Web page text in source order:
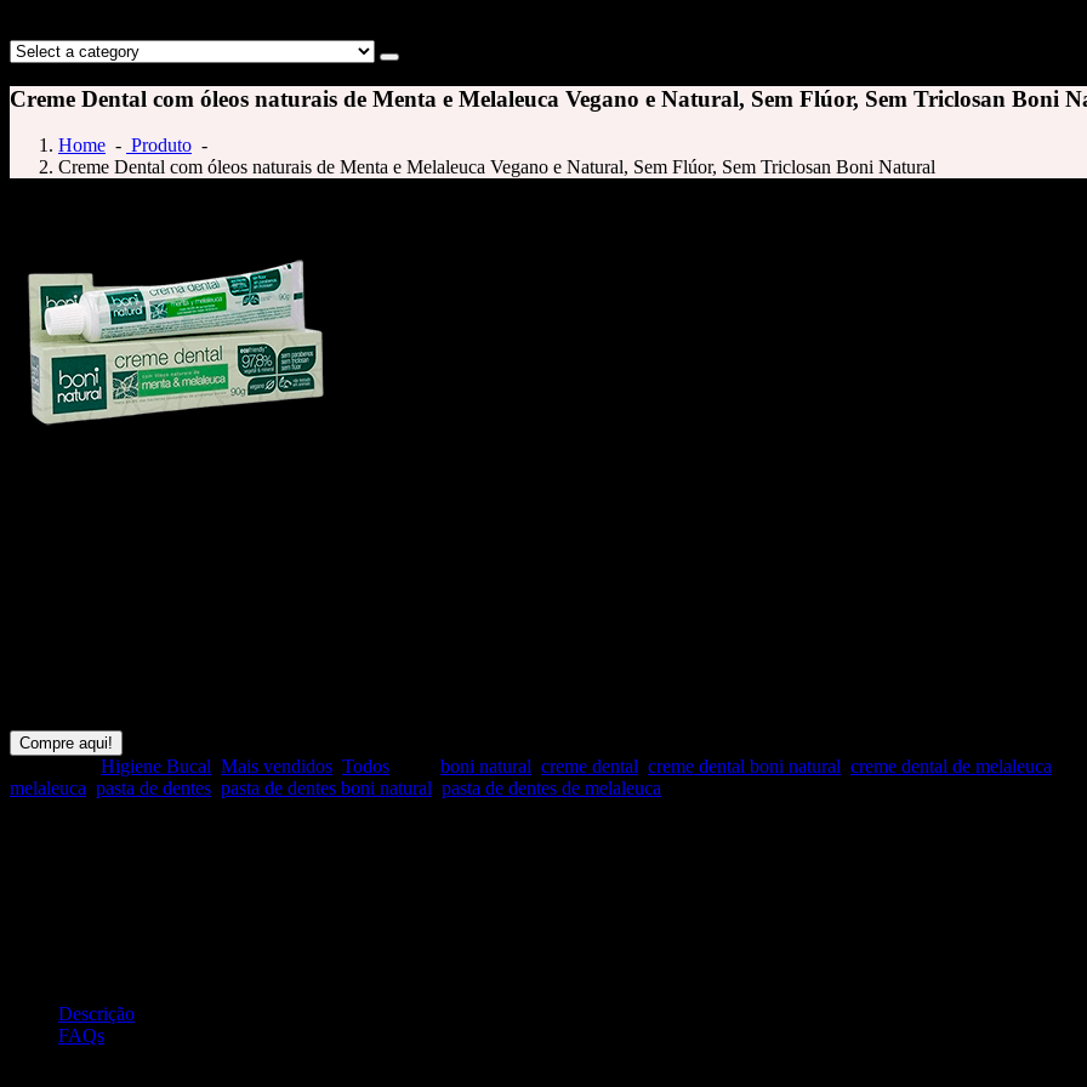
Creme Dental com óleos naturais de Menta e Melaleuca Vegano e Natural, Sem Flúor, Sem Triclosan Boni
Home - Produto -
Creme Dental com óleos naturais de Menta e Melaleuca Vegano e Natural, Sem Flúor, Sem Triclosan Boni Natural
Compre aqui!
Higiene Bucal Mais vendidos Todos boni natural creme dental creme dental boni natural creme dental de melaleuca
melaleuca pasta de dentes pasta de dentes boni natural pasta de dentes de melaleuca
Descrição
FAQs